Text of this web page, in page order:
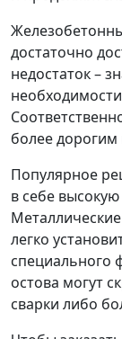
достаточно
недостаток –
более
Популярное
в себе
легко
специального
остова могут
сварки либо